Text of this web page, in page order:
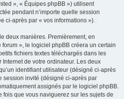
», « Équipes phpBB ») utilisent
pendant n’importe quelle session
ci-après par « vos informations »).
deux manières. Premièrement, en
», le logiciel phpBB créera un certain
fichiers textes téléchargés dans les
de votre ordinateur. Les deux
identifiant utilisateur (désigné ci-après
session invité (désigné ci-après par
assignés par le logiciel phpBB.
fois que vous naviguerez sur les sujets de